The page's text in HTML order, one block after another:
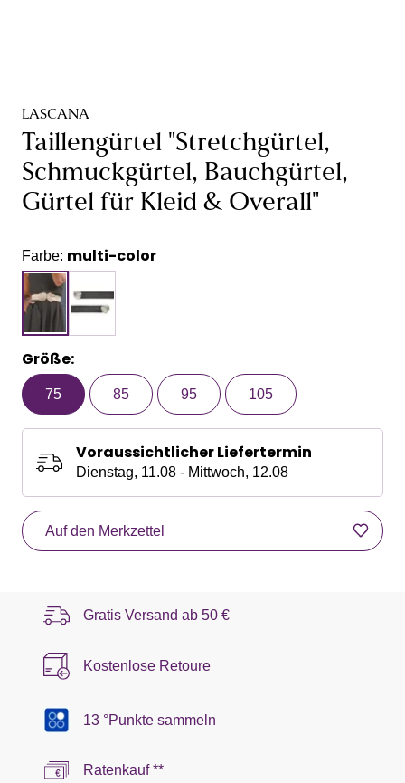
LASCANA
Taillengürtel "Stretchgürtel,
Schmuckgürtel, Bauchgürtel,
Gürtel für Kleid & Overall"
Farbe: multi-color
Größe:
75 85 95 105
Voraussichtlicher Liefertermin
Dienstag, 11.08 - Mittwoch, 12.08
Auf den Merkzettel
Gratis Versand ab 50 €
Kostenlose Retoure
13 °Punkte sammeln
Ratenkauf **